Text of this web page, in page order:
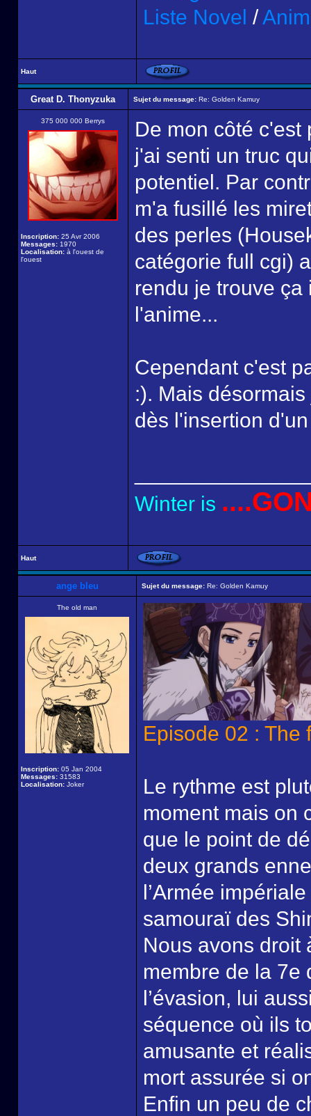
Liste Novel /
Haut
Great D. Thonyzuka Sujet du message: Re: Golden Kamuy
375 000 000 Berrys
Inscription: 25 Avr 2006
Messages: 1970
Localisation: à l'ouest de
l'ouest
De mon côté c'est
j'ai senti un truc
potentiel. Par
m'a fusillé les
des perles
catégorie full cgi)
rendu je trouve
l'anime...
Cependant c'est
:). Mais
dès l'insertion
Winter is
Haut
ange bleu Sujet du message: Re: Golden Kamuy
The old man
Inscription: 05 Jan 2004
Messages: 31583
Localisation: Joker
Episode 02 : The
Le rythme est
moment mais on
que le point de
deux grands
l’Armée
samouraï des
Nous avons droit
membre de la 7e
l’évasion, lui
séquence où ils
amusante et
mort assurée si
Enfin un peu de